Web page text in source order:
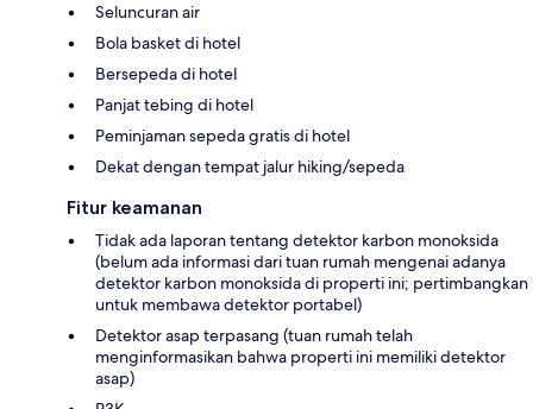
Seluncuran air
Bola basket di hotel
Bersepeda di hotel
Panjat tebing di hotel
Peminjaman sepeda gratis di hotel
Dekat dengan tempat jalur hiking/sepeda
Fitur keamanan
Tidak ada laporan tentang detektor karbon monoksida
(belum ada informasi dari tuan rumah mengenai adanya
detektor karbon monoksida di properti ini; pertimbangkan
untuk membawa detektor portabel)
Detektor asap terpasang (tuan rumah telah
menginformasikan bahwa properti ini memiliki detektor
asap)